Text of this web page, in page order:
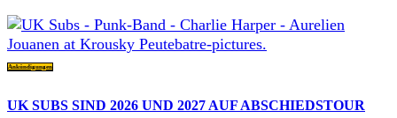
Ankündigungen
UK SUBS SIND 2026 UND 2027 AUF ABSCHIEDSTOUR